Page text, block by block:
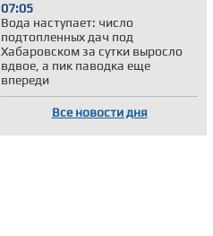
07:05
Вода наступает: число
подтопленных дач под
Хабаровском за сутки выросло
вдвое, а пик паводка еще
впереди
Все новости дня